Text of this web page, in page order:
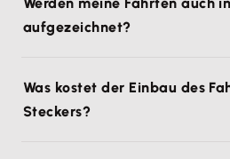
aufgezeichnet?
Was kostet der Einbau des
Steckers?